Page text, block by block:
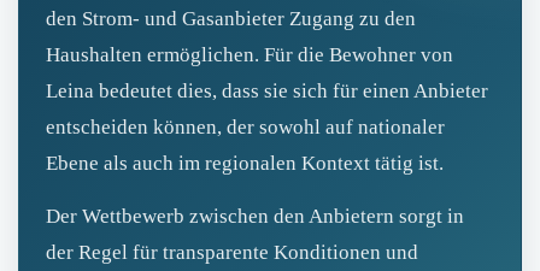
den Strom- und Gasanbieter Zugang zu den
Haushalten ermöglichen. Für die Bewohner von
Leina bedeutet dies, dass sie sich für einen Anbieter
entscheiden können, der sowohl auf nationaler
Ebene als auch im regionalen Kontext tätig ist.
Der Wettbewerb zwischen den Anbietern sorgt in
der Regel für transparente Konditionen und